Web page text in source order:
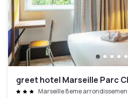
greet hotel Marseille Parc
Marseille 8eme